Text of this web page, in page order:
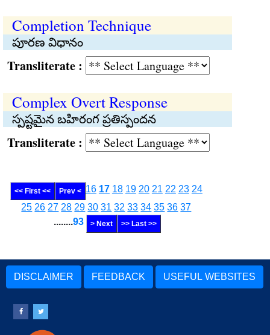
Completion Technique
పూరణ విధానం
:
Complex Overt Response
స్పష్టమైన బహిరంగ ప్రతిస్పందన
:
<< First << Prev < 16 17 18 19 20 21 22 23 24
25 26 27 28 29 30 31 32 33 34 35 36 37
........93 > Next >> Last >>
DISCLAIMER FEEDBACK USEFUL WEBSITES